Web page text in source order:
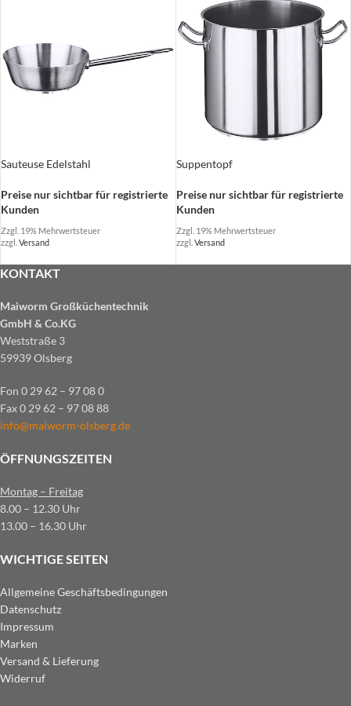
Sauteuse Edelstahl
Preise nur sichtbar für registrierte
Kunden
Zzgl. 19% Mehrwertsteuer
zzgl. Versand
Suppentopf
Preise nur sichtbar für registrierte
Kunden
Zzgl. 19% Mehrwertsteuer
zzgl. Versand
KONTAKT
Maiworm Großküchentechnik
GmbH & Co.KG
Weststraße 3
59939 Olsberg
Fon 0 29 62 – 97 08 0
Fax 0 29 62 – 97 08 88
info@maiworm-olsberg.de
ÖFFNUNGSZEITEN
Montag – Freitag
8.00 – 12.30 Uhr
13.00 – 16.30 Uhr
WICHTIGE SEITEN
Allgemeine Geschäftsbedingungen
Datenschutz
Impressum
Marken
Versand & Lieferung
Widerruf